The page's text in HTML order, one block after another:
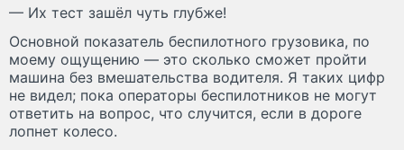
— Их тест зашёл чуть глубже!
Основной показатель беспилотного грузовика, по
моему ощущению — это сколько сможет пройти
машина без вмешательства водителя. Я таких цифр
не видел; пока операторы беспилотников не могут
ответить на вопрос, что случится, если в дороге
лопнет колесо.